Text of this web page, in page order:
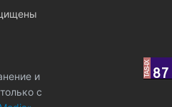
и
с